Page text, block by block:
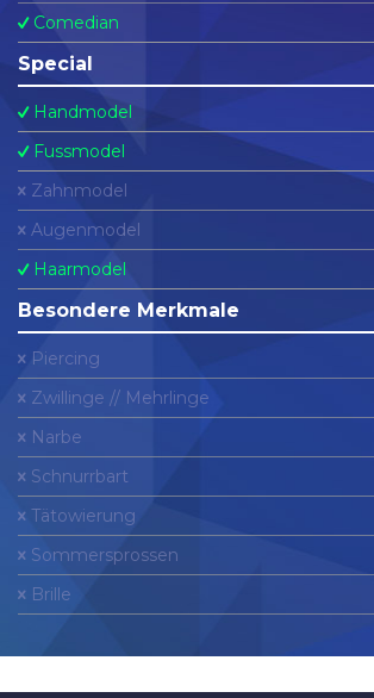
Comedian
Special
Handmodel
Fussmodel
Zahnmodel
Augenmodel
Haarmodel
Besondere Merkmale
Piercing
Zwillinge // Mehrlinge
Narbe
Schnurrbart
Tätowierung
Sommersprossen
Brille